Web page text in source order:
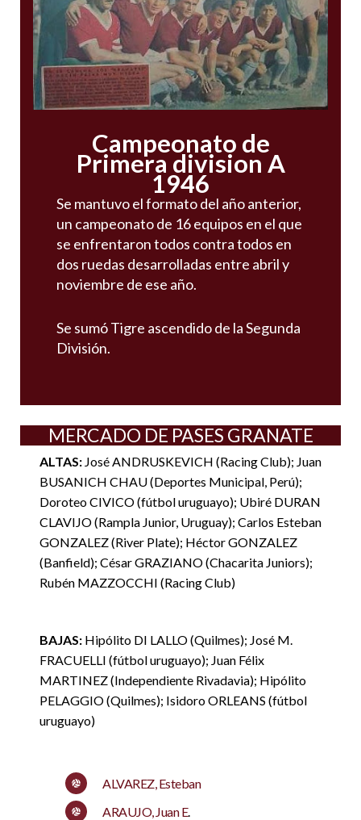
Campeonato de
Primera division A
1946
Se mantuvo el formato del año anterior,
un campeonato de 16 equipos en el que
se enfrentaron todos contra todos en
dos ruedas desarrolladas entre abril y
noviembre de ese año.
Se sumó Tigre ascendido de la Segunda
División.
MERCADO DE PASES GRANATE
ALTAS: José ANDRUSKEVICH (Racing Club); Juan
BUSANICH CHAU (Deportes Municipal, Perú);
Doroteo CIVICO (fútbol uruguayo); Ubiré DURAN
CLAVIJO (Rampla Junior, Uruguay); Carlos Esteban
GONZALEZ (River Plate); Héctor GONZALEZ
(Banfield); César GRAZIANO (Chacarita Juniors);
Rubén MAZZOCCHI (Racing Club)
BAJAS: Hipólito DI LALLO (Quilmes); José M.
FRACUELLI (fútbol uruguayo); Juan Félix
MARTINEZ (Independiente Rivadavia); Hipólito
PELAGGIO (Quilmes); Isidoro ORLEANS (fútbol
uruguayo)
ALVAREZ, Esteban
ARAUJO, Juan E.